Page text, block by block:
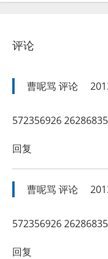
评论
曹呢骂评论
572356926
回复
曹呢骂评论
572356926
回复